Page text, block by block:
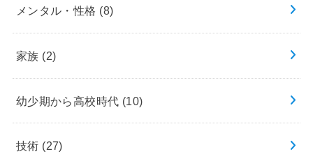
メンタル・性格 (8)
家族 (2)
幼少期から高校時代 (10)
技術 (27)